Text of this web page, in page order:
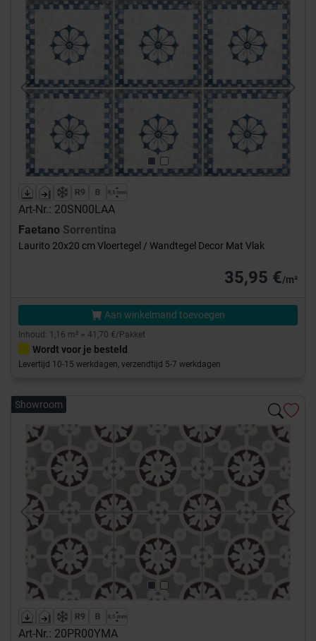
Previous Next
Art-Nr.: 20SN00LAA
Faetano Sorrentina
Laurito 20x20 cm Vloertegel / Wandtegel Decor Mat Vlak
35,95 €/m²
Aan winkelmand toevoegen
Inhoud: 1,16 m² = 41,70 €/Pakket
Wordt voor je besteld
Levertijd 10-15 werkdagen, verzendtijd 5-7 werkdagen
Showroom
Previous Next
Art-Nr.: 20PR00YMA